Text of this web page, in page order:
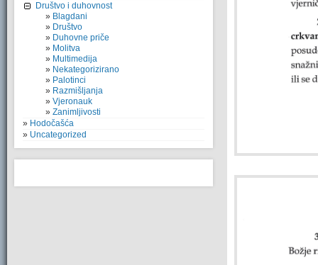
Društvo i duhovnost
Blagdani
Društvo
Duhovne priče
Molitva
Multimedija
Nekategorizirano
Palotinci
Razmišljanja
Vjeronauk
Zanimljivosti
Hodočašća
Uncategorized